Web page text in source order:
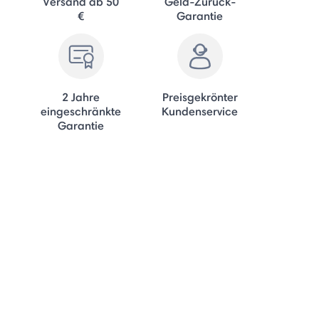
€
Garantie
2 Jahre
eingeschränkte
Garantie
Preisgekrönter
Kundenservice